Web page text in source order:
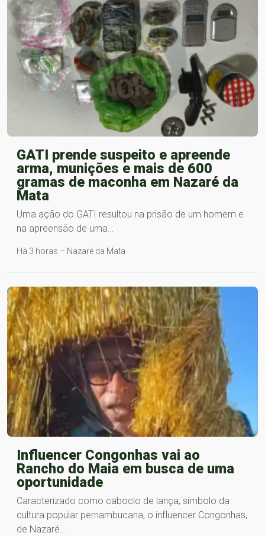
GATI prende suspeito e apreende
arma, munições e mais de 600
gramas de maconha em Nazaré da
Mata
Uma ação do GATI resultou na prisão de um homem e
na apreensão de uma…
Há 3 horas – Nazaré da Mata
Influencer Congonhas vai ao
Rancho do Maia em busca de uma
oportunidade
Caracterizado como caboclo de lança, símbolo da
cultura popular pernambucana, o influencer Congonhas,
de Nazaré…